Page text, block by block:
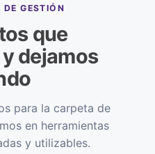
DE GESTIÓN
que
dejamos
para la carpeta de
en herramientas
y utilizables.